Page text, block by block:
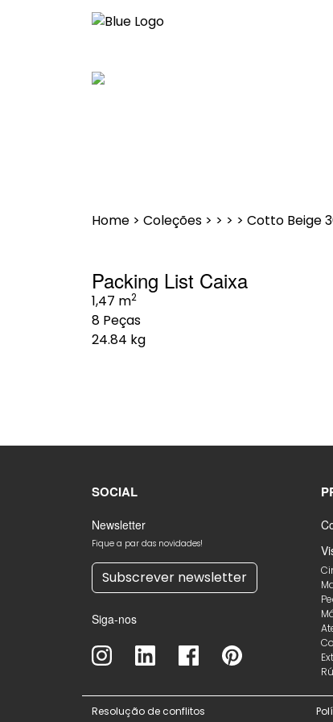
Home > Coleções > > > > Cotto Beige
Packing List Caixa
1,47 m2
8 Peças
24.84 kg
SOCIAL
Newsletter
Fique a par das novidades!
Subscrever newsletter
Siga-nos
Resolução de conflitos